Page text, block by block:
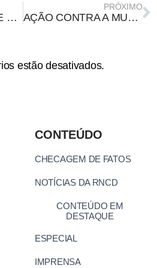
É FALSO: ÁUDIO DE SUPOSTO MÉDICO ESPALHA DESINFORMAÇÃO SOBRE AS VACINAS
PRÓXIMO
AÇÃO CONTRA A MUDANÇA GLOBAL NO MUNDO
estão desativados.
CONTEÚDO
CHECAGEM DE FATOS
NOTÍCIAS DA RNCD
CONTEÚDO EM
DESTAQUE
ESPECIAL
IMPRENSA